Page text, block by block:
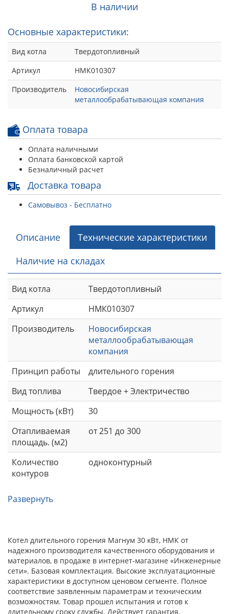
В наличии
Основные характеристики:
Вид котла
Твердотопливный
Артикул
НМК010307
Производитель
Новосибирская
металлообрабатывающая компания
Оплата товара
Оплата наличными
Оплата банковской картой
Безналичный расчет
Доставка товара
Самовывоз - Бесплатно
Описание
Технические характеристики
Наличие на складах
Вид котла
Твердотопливный
Артикул
НМК010307
Производитель
Новосибирская
металлообрабатывающая
компания
Принцип работы
длительного горения
Вид топлива
Твердое + Электричество
Мощность (кВт)
30
Отапливаемая
площадь. (м2)
от 251 до 300
Количество
контуров
одноконтурный
Развернуть
Котел длительного горения Магнум 30 кВт, НМК от
надежного производителя качественного оборудования и
материалов, в продаже в интернет-магазине «Инженерные
сети». Базовая комплектация. Высокие эксплуатационные
характеристики в доступном ценовом сегменте. Полное
соответствие заявленным параметрам и техническим
возможностям. Товар прошел испытания и готов к
длительному сроку службы. Действует гарантия.